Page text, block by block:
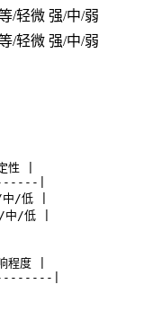
/轻微 强/中/弱
/轻微 强/中/弱
性 |
|
/低 |
/低 |
程度 |
|